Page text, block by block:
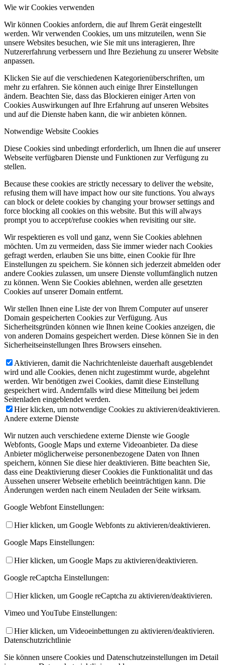
Wie wir Cookies verwenden
Wir können Cookies anfordern, die auf Ihrem Gerät eingestellt
werden. Wir verwenden Cookies, um uns mitzuteilen, wenn Sie
unsere Websites besuchen, wie Sie mit uns interagieren, Ihre
Nutzererfahrung verbessern und Ihre Beziehung zu unserer Website
anpassen.
Klicken Sie auf die verschiedenen Kategorienüberschriften, um
mehr zu erfahren. Sie können auch einige Ihrer Einstellungen
ändern. Beachten Sie, dass das Blockieren einiger Arten von
Cookies Auswirkungen auf Ihre Erfahrung auf unseren Websites
und auf die Dienste haben kann, die wir anbieten können.
Notwendige Website Cookies
Diese Cookies sind unbedingt erforderlich, um Ihnen die auf unserer
Webseite verfügbaren Dienste und Funktionen zur Verfügung zu
stellen.
Because these cookies are strictly necessary to deliver the website,
refusing them will have impact how our site functions. You always
can block or delete cookies by changing your browser settings and
force blocking all cookies on this website. But this will always
prompt you to accept/refuse cookies when revisiting our site.
Wir respektieren es voll und ganz, wenn Sie Cookies ablehnen
möchten. Um zu vermeiden, dass Sie immer wieder nach Cookies
gefragt werden, erlauben Sie uns bitte, einen Cookie für Ihre
Einstellungen zu speichern. Sie können sich jederzeit abmelden oder
andere Cookies zulassen, um unsere Dienste vollumfänglich nutzen
zu können. Wenn Sie Cookies ablehnen, werden alle gesetzten
Cookies auf unserer Domain entfernt.
Wir stellen Ihnen eine Liste der von Ihrem Computer auf unserer
Domain gespeicherten Cookies zur Verfügung. Aus
Sicherheitsgründen können wie Ihnen keine Cookies anzeigen, die
von anderen Domains gespeichert werden. Diese können Sie in den
Sicherheitseinstellungen Ihres Browsers einsehen.
Aktivieren, damit die Nachrichtenleiste dauerhaft ausgeblendet
wird und alle Cookies, denen nicht zugestimmt wurde, abgelehnt
werden. Wir benötigen zwei Cookies, damit diese Einstellung
gespeichert wird. Andernfalls wird diese Mitteilung bei jedem
Seitenladen eingeblendet werden.
Hier klicken, um notwendige Cookies zu aktivieren/deaktivieren.
Andere externe Dienste
Wir nutzen auch verschiedene externe Dienste wie Google
Webfonts, Google Maps und externe Videoanbieter. Da diese
Anbieter möglicherweise personenbezogene Daten von Ihnen
speichern, können Sie diese hier deaktivieren. Bitte beachten Sie,
dass eine Deaktivierung dieser Cookies die Funktionalität und das
Aussehen unserer Webseite erheblich beeinträchtigen kann. Die
Änderungen werden nach einem Neuladen der Seite wirksam.
Google Webfont Einstellungen:
Hier klicken, um Google Webfonts zu aktivieren/deaktivieren.
Google Maps Einstellungen:
Hier klicken, um Google Maps zu aktivieren/deaktivieren.
Google reCaptcha Einstellungen:
Hier klicken, um Google reCaptcha zu aktivieren/deaktivieren.
Vimeo und YouTube Einstellungen:
Hier klicken, um Videoeinbettungen zu aktivieren/deaktivieren.
Datenschutzrichtlinie
Sie können unsere Cookies und Datenschutzeinstellungen im Detail